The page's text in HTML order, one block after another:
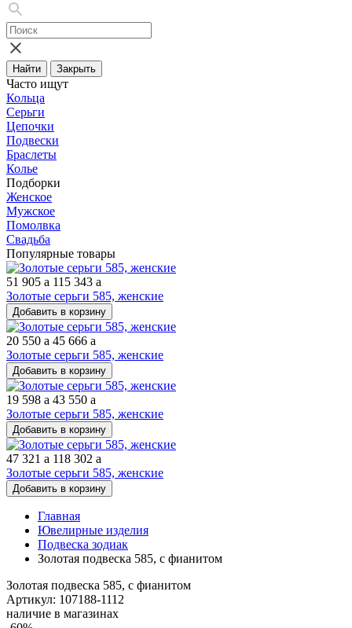
Найти Закрыть
Часто ищут
Кольца
Серьги
Цепочки
Подвески
Браслеты
Колье
Подборки
Женское
Мужское
Помолвка
Свадьба
Популярные товары
51 905 a 115 343 a
Золотые серьги 585, женские
Добавить в корзину
20 550 a 45 666 a
Золотые серьги 585, женские
Добавить в корзину
19 598 a 43 550 a
Золотые серьги 585, женские
Добавить в корзину
47 321 a 118 302 a
Золотые серьги 585, женские
Добавить в корзину
Главная
Ювелирные изделия
Подвеска зодиак
Золотая подвеска 585, с фианитом
Золотая подвеска 585, с фианитом
Артикул: 107188-1112
наличие в магазинах